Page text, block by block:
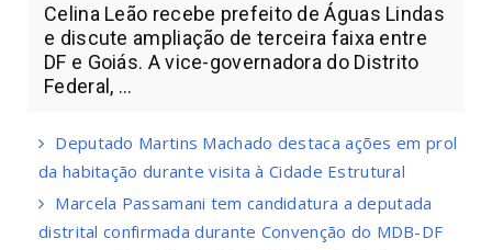
Celina Leão recebe prefeito de Águas Lindas
e discute ampliação de terceira faixa entre
DF e Goiás. A vice-governadora do Distrito
Federal, ...
Deputado Martins Machado destaca ações em prol
da habitação durante visita à Cidade Estrutural
Marcela Passamani tem candidatura a deputada
distrital confirmada durante Convenção do MDB-DF